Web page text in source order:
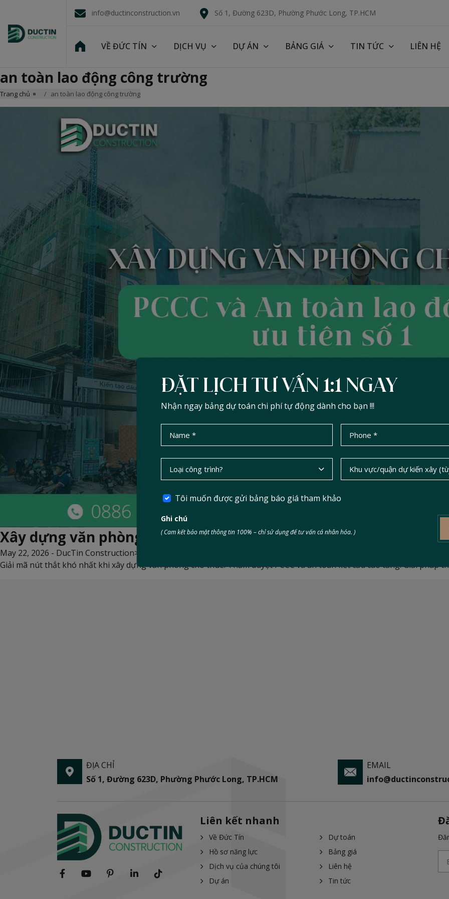
info@ductinconstruction.vn Số 1, Đường 623D, Phường Phước Long, TP.HCM
VỀ ĐỨC TÍN DỊCH VỤ DỰ ÁN BẢNG GIÁ TIN TỨC LIÊN HỆ
an toàn lao động công trường
Trang chủ an toàn lao động công trường
Xây dựng văn phòng cho thuê: PCCC và An toàn lao động là ưu
May 22, 2026 - DucTin Construction>
Giải mã nút thắt khó nhất khi xây dựng văn phòng cho thuê: Thẩm duyệt PCCC và an toàn kết cấu cao tầng. Giải pháp
ĐỊA CHỈ
Số 1, Đường 623D, Phường Phước Long, TP.HCM
EMAIL
Liên kết nhanh
Về Đức Tín
Hồ sơ năng lực
Dịch vụ của chúng tôi
Dự án
Dự toán
Bảng giá
Liên hệ
Tin tức
ĐẶT LỊCH TƯ VẤN 1:1 NGAY
Nhận ngay bảng dự toán chi phí tự động dành cho bạn !!!
Tôi muốn được gửi bảng báo giá tham khảo
Ghi chú
( Cam kết bảo mật thông tin 100% – chỉ sử dụng để tư vấn cá nhân hóa. )